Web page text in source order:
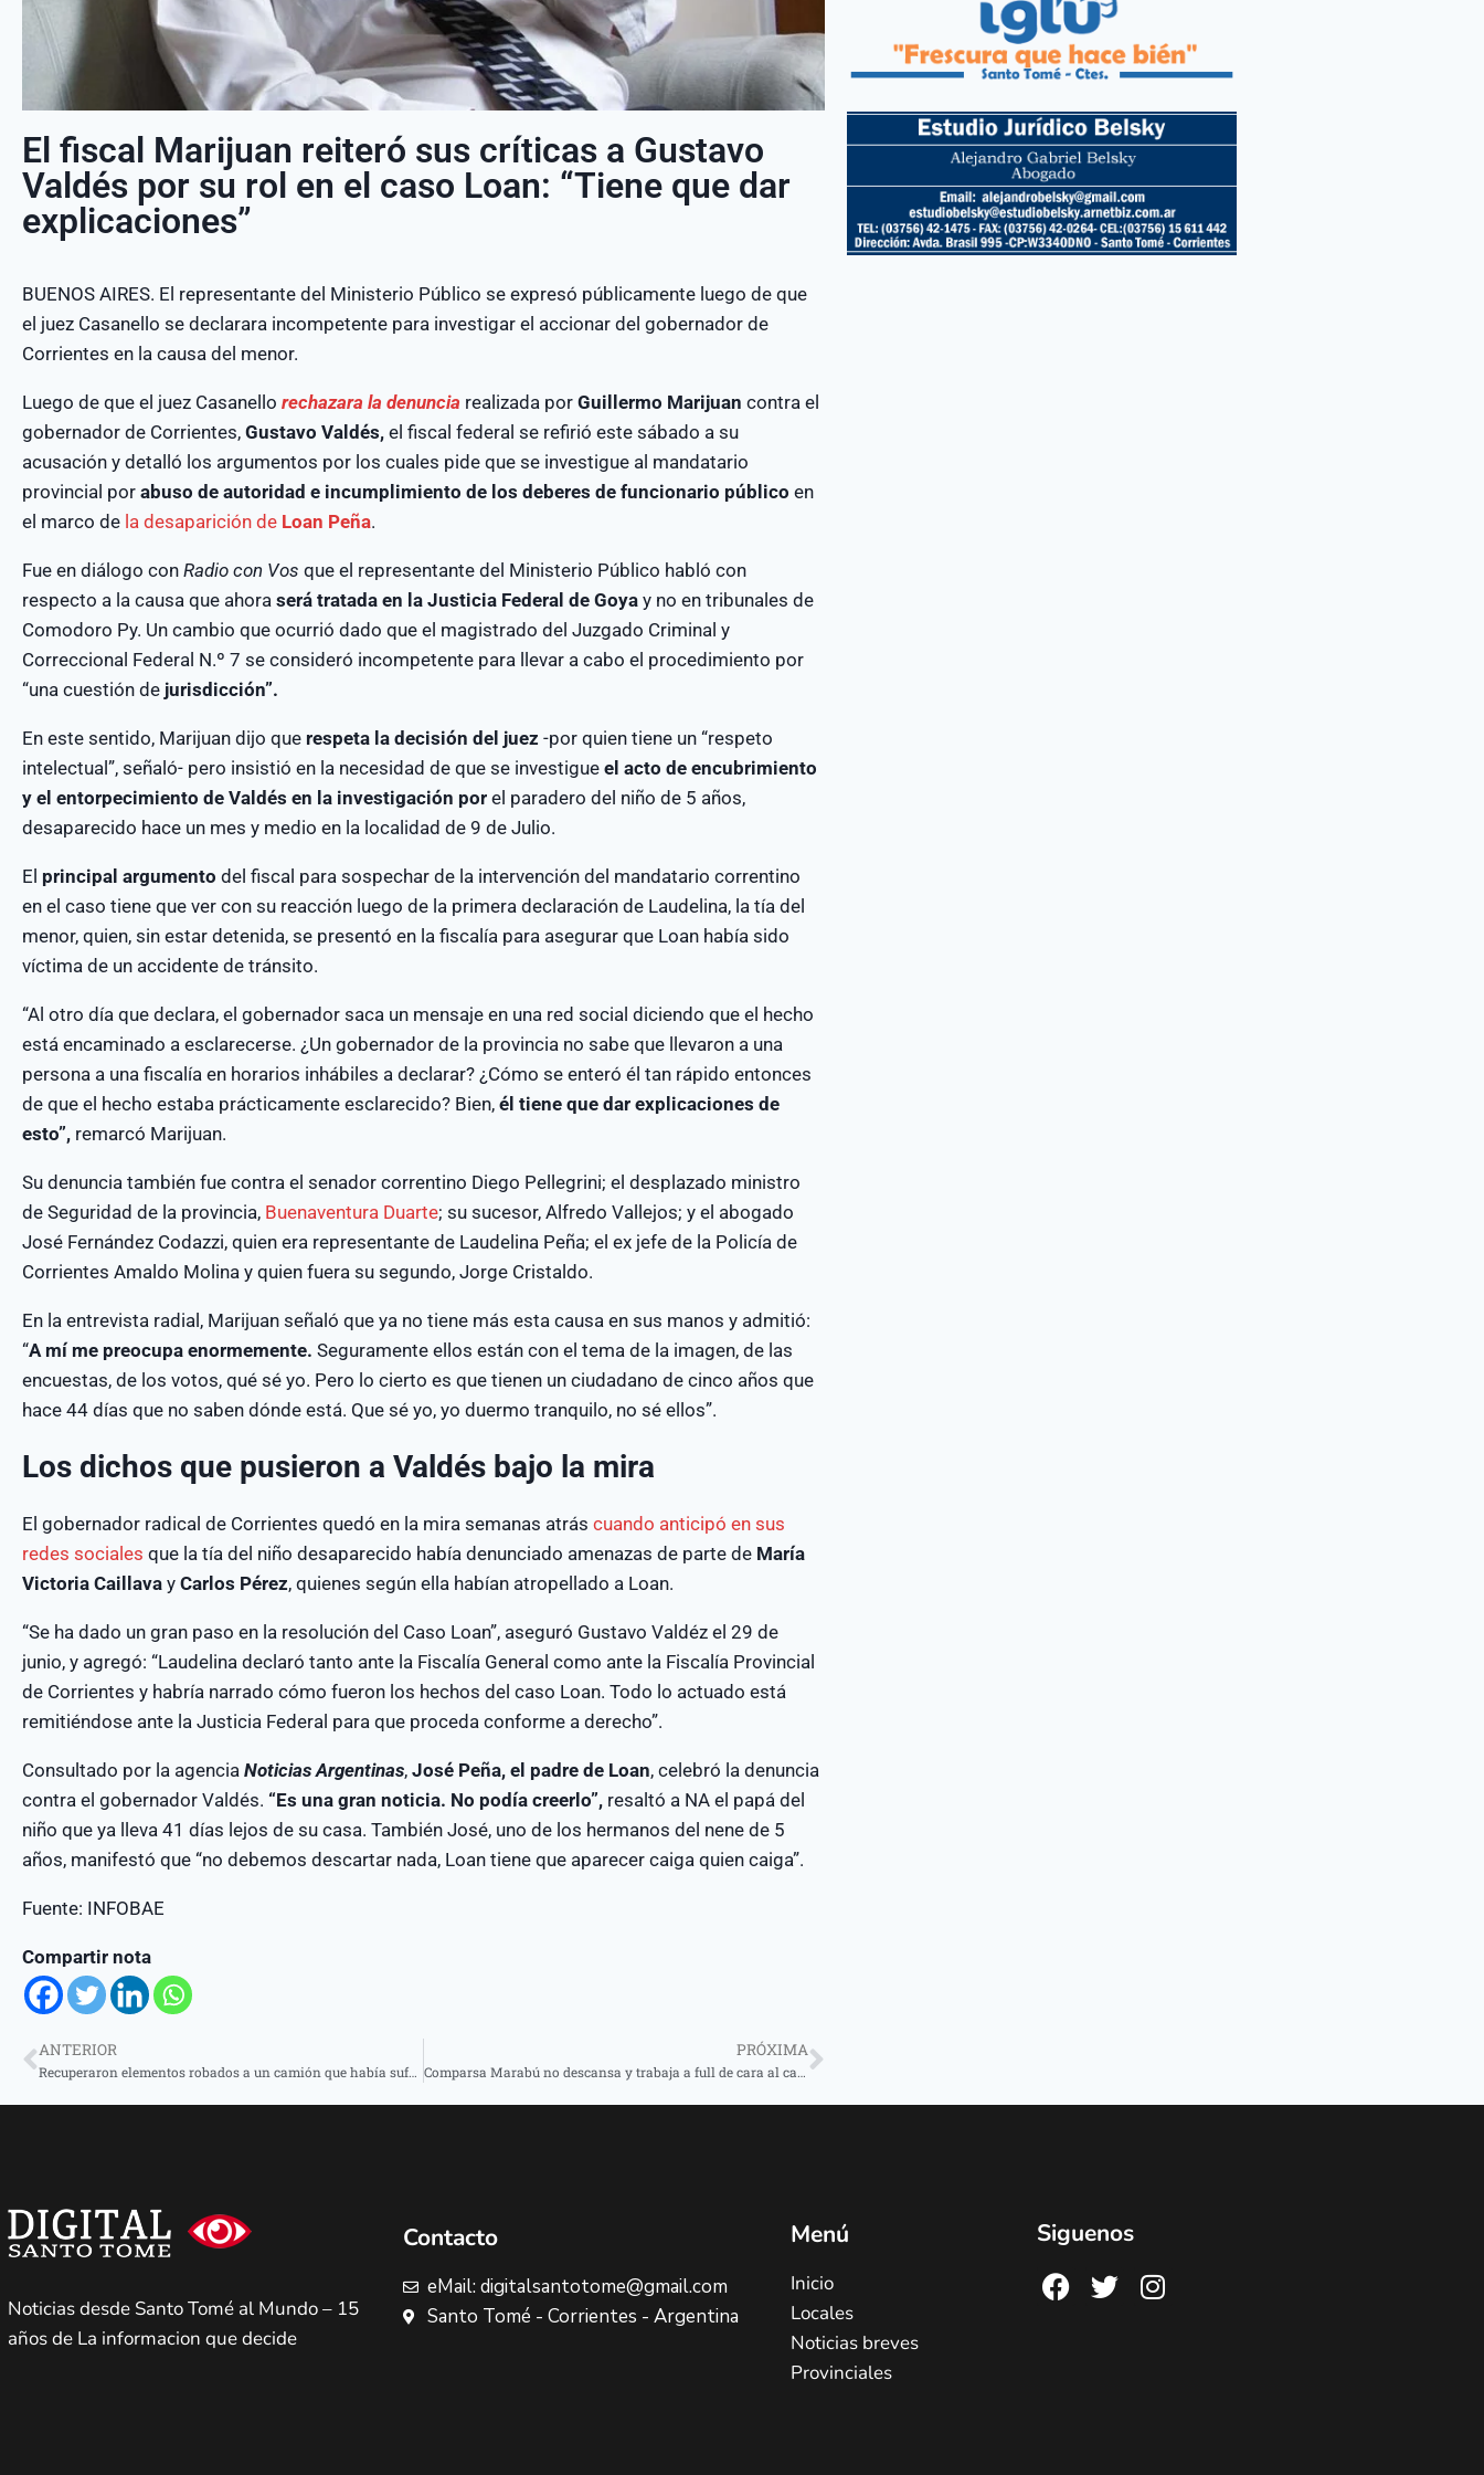
El fiscal Marijuan reiteró sus críticas a Gustavo
Valdés por su rol en el caso Loan: “Tiene que dar
explicaciones”
BUENOS AIRES. El representante del Ministerio Público se expresó públicamente luego de que
el juez Casanello se declarara incompetente para investigar el accionar del gobernador de
Corrientes en la causa del menor.
Luego de que el juez Casanello rechazara la denuncia realizada por Guillermo Marijuan contra el
gobernador de Corrientes, Gustavo Valdés, el fiscal federal se refirió este sábado a su
acusación y detalló los argumentos por los cuales pide que se investigue al mandatario
provincial por abuso de autoridad e incumplimiento de los deberes de funcionario público en
el marco de la desaparición de Loan Peña.
Fue en diálogo con Radio con Vos que el representante del Ministerio Público habló con
respecto a la causa que ahora será tratada en la Justicia Federal de Goya y no en tribunales de
Comodoro Py. Un cambio que ocurrió dado que el magistrado del Juzgado Criminal y
Correccional Federal N.º 7 se consideró incompetente para llevar a cabo el procedimiento por
“una cuestión de jurisdicción”.
En este sentido, Marijuan dijo que respeta la decisión del juez -por quien tiene un “respeto
intelectual”, señaló- pero insistió en la necesidad de que se investigue el acto de encubrimiento
y el entorpecimiento de Valdés en la investigación por el paradero del niño de 5 años,
desaparecido hace un mes y medio en la localidad de 9 de Julio.
El principal argumento del fiscal para sospechar de la intervención del mandatario correntino
en el caso tiene que ver con su reacción luego de la primera declaración de Laudelina, la tía del
menor, quien, sin estar detenida, se presentó en la fiscalía para asegurar que Loan había sido
víctima de un accidente de tránsito.
“Al otro día que declara, el gobernador saca un mensaje en una red social diciendo que el hecho
está encaminado a esclarecerse. ¿Un gobernador de la provincia no sabe que llevaron a una
persona a una fiscalía en horarios inhábiles a declarar? ¿Cómo se enteró él tan rápido entonces
de que el hecho estaba prácticamente esclarecido? Bien, él tiene que dar explicaciones de
esto”, remarcó Marijuan.
Su denuncia también fue contra el senador correntino Diego Pellegrini; el desplazado ministro
de Seguridad de la provincia, Buenaventura Duarte; su sucesor, Alfredo Vallejos; y el abogado
José Fernández Codazzi, quien era representante de Laudelina Peña; el ex jefe de la Policía de
Corrientes Amaldo Molina y quien fuera su segundo, Jorge Cristaldo.
En la entrevista radial, Marijuan señaló que ya no tiene más esta causa en sus manos y admitió:
“A mí me preocupa enormemente. Seguramente ellos están con el tema de la imagen, de las
encuestas, de los votos, qué sé yo. Pero lo cierto es que tienen un ciudadano de cinco años que
hace 44 días que no saben dónde está. Que sé yo, yo duermo tranquilo, no sé ellos”.
Los dichos que pusieron a Valdés bajo la mira
El gobernador radical de Corrientes quedó en la mira semanas atrás cuando anticipó en sus
redes sociales que la tía del niño desaparecido había denunciado amenazas de parte de María
Victoria Caillava y Carlos Pérez, quienes según ella habían atropellado a Loan.
“Se ha dado un gran paso en la resolución del Caso Loan”, aseguró Gustavo Valdéz el 29 de
junio, y agregó: “Laudelina declaró tanto ante la Fiscalía General como ante la Fiscalía Provincial
de Corrientes y habría narrado cómo fueron los hechos del caso Loan. Todo lo actuado está
remitiéndose ante la Justicia Federal para que proceda conforme a derecho”.
Consultado por la agencia Noticias Argentinas, José Peña, el padre de Loan, celebró la denuncia
contra el gobernador Valdés. “Es una gran noticia. No podía creerlo”, resaltó a NA el papá del
niño que ya lleva 41 días lejos de su casa. También José, uno de los hermanos del nene de 5
años, manifestó que “no debemos descartar nada, Loan tiene que aparecer caiga quien caiga”.
Fuente: INFOBAE
Compartir nota
ANTERIOR
Recuperaron elementos robados a un camión que había sufrido un siniestro
PRÓXIMA
Comparsa Marabú no descansa y trabaja a full de cara al carnaval 2025
Noticias desde Santo Tomé al Mundo – 15
años de La informacion que decide
Contacto
eMail: digitalsantotome@gmail.com
Santo Tomé - Corrientes - Argentina
Menú
Inicio
Locales
Noticias breves
Provinciales
Siguenos